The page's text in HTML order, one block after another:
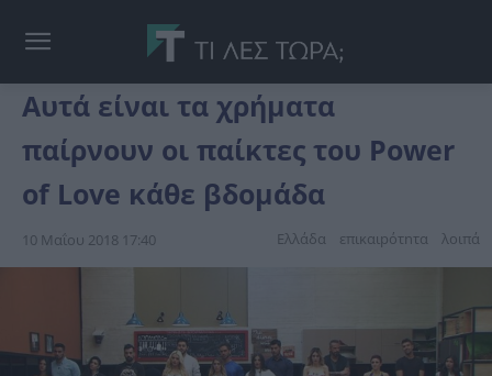
Αυτά είναι τα χρήματα
παίρνουν οι παίκτες του Power
of Love κάθε βδομάδα
10 Μαΐου 2018 17:40 Ελλάδα επικαιpότnτα λοιπά